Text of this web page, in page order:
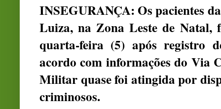
INSEGURANÇA: Os pacientes
Luiza, na Zona Leste de Natal,
quarta-feira (5) após registro
acordo com informações do Via
Militar quase foi atingida por
criminosos.